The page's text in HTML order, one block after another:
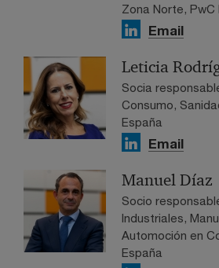
Zona Norte, PwC
Email
Leticia
Socia
Consumo,
España
Email
Manuel Díaz
Socio
Industriales,
Automoción en
España